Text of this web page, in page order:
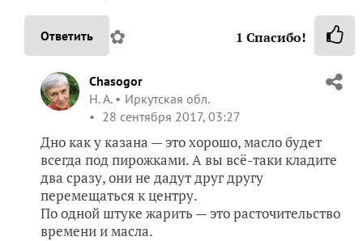
Ответить ✿ 1 Спасибо!
Chasogor
Н. А.
Иркутская обл.
28 сентября 2017, 03:27
Дно как у казана — это хорошо, масло будет
всегда под пирожками. А вы всё-таки кладите
два сразу, они не дадут друг другу
перемещаться к центру.
По одной штуке жарить — это расточительство
времени и масла.